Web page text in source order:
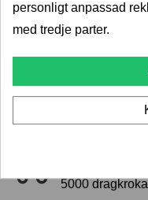
2003»2009 (X76)
79457
5000
personligt anpassad
med tredje parter.